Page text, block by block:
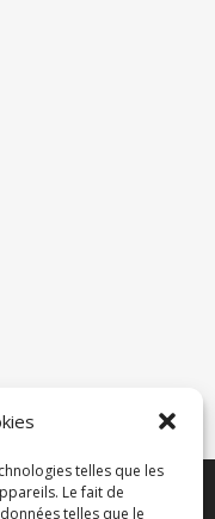
telles que les
Le fait de
telles que le